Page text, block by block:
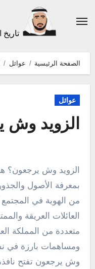
إلى
الصفحة الرئيسية عوائل
عوائل
الزويد وش
بمعرفة الأصول والجذور
من الهوية في
العائلات العريقة
متعددة من المملكة
ومساهمات بارزة في
وش يرجعون تفتح